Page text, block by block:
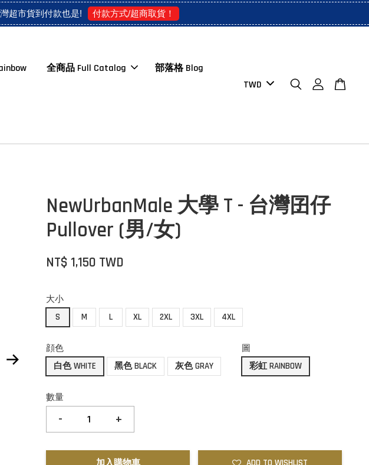
超市貨到付款也是! 付款方式/超商取貨！
全商品 Full Catalog 部落格 Blog
NewUrbanMale 大學 T - 台灣囝仔
Pullover (男/女)
NT$ 1,150 TWD
大小
S
M L XL 2XL 3XL 4XL
顔色
白色 WHITE
黑色 BLACK 灰色 GRAY
圖
彩虹 RAINBOW
數量
- +